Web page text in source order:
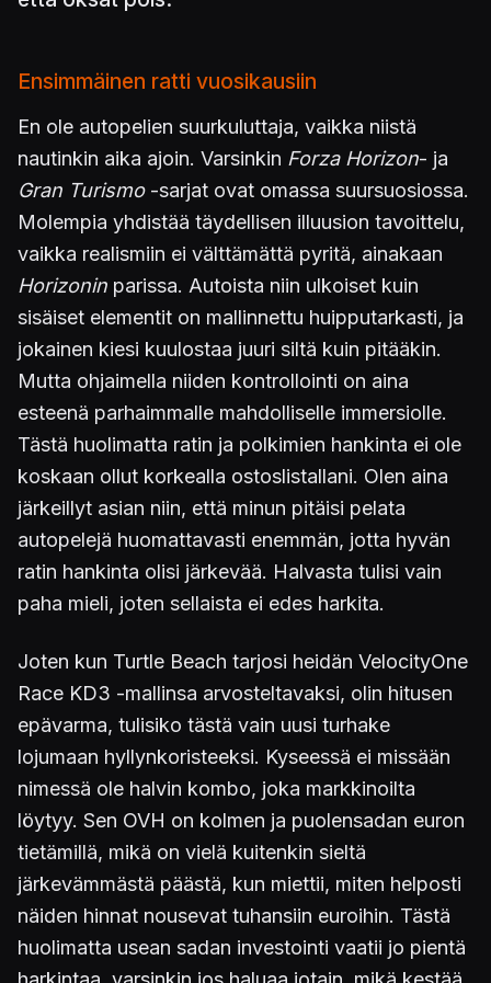
Ensimmäinen ratti vuosikausiin
En ole autopelien suurkuluttaja, vaikka niistä
nautinkin aika ajoin. Varsinkin Forza Horizon- ja
Gran Turismo -sarjat ovat omassa suursuosiossa.
Molempia yhdistää täydellisen illuusion tavoittelu,
vaikka realismiin ei välttämättä pyritä, ainakaan
Horizonin parissa. Autoista niin ulkoiset kuin
sisäiset elementit on mallinnettu huipputarkasti, ja
jokainen kiesi kuulostaa juuri siltä kuin pitääkin.
Mutta ohjaimella niiden kontrollointi on aina
esteenä parhaimmalle mahdolliselle immersiolle.
Tästä huolimatta ratin ja polkimien hankinta ei ole
koskaan ollut korkealla ostoslistallani. Olen aina
järkeillyt asian niin, että minun pitäisi pelata
autopelejä huomattavasti enemmän, jotta hyvän
ratin hankinta olisi järkevää. Halvasta tulisi vain
paha mieli, joten sellaista ei edes harkita.
Joten kun Turtle Beach tarjosi heidän VelocityOne
Race KD3 -mallinsa arvosteltavaksi, olin hitusen
epävarma, tulisiko tästä vain uusi turhake
lojumaan hyllynkoristeeksi. Kyseessä ei missään
nimessä ole halvin kombo, joka markkinoilta
löytyy. Sen OVH on kolmen ja puolensadan euron
tietämillä, mikä on vielä kuitenkin sieltä
järkevämmästä päästä, kun miettii, miten helposti
näiden hinnat nousevat tuhansiin euroihin. Tästä
huolimatta usean sadan investointi vaatii jo pientä